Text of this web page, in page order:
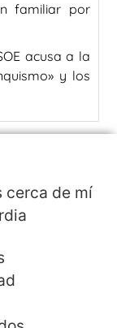
familiar por
acusa a la
y los
cerca de mí